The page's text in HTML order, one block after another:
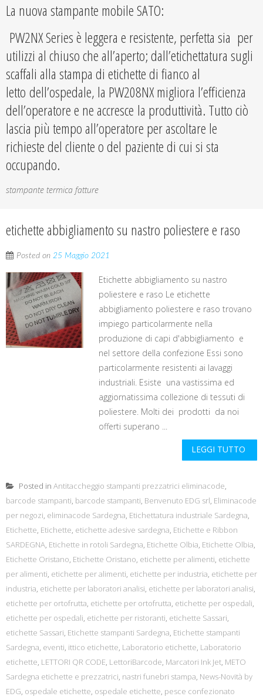
La nuova stampante mobile SATO:
PW2NX Series è leggera e resistente, perfetta sia per
utilizzi al chiuso che all’aperto; dall’etichettatura sugli
scaffali alla stampa di etichette di fianco al
letto dell’ospedale, la PW208NX migliora l’efficienza
dell’operatore e ne accresce la produttività. Tutto ciò
lascia più tempo all’operatore per ascoltare le
richieste del cliente o del paziente di cui si sta
occupando.
stampante termica fatture
etichette abbigliamento su nastro poliestere e raso
Posted on 25 Maggio 2021
Etichette abbigliamento su nastro
poliestere e raso Le etichette
abbigliamento poliestere e raso trovano
impiego particolarmente nella
produzione di capi d'abbigliamento e
nel settore della confezione Essi sono
particolarmente resistenti ai lavaggi
industriali. Esiste una vastissima ed
aggiornatissima collezione di tessuti di
poliestere. Molti dei prodotti da noi
offerti superano ...
LEGGI TUTTO
Posted in Antitaccheggio stampanti prezzatrici eliminacode,
barcode stampanti, barcode stampanti, Benvenuto EDG srl, Eliminacode
per negozi, eliminacode Sardegna, Etichettatura industriale Sardegna,
Etichette, Etichette, etichette adesive sardegna, Etichette e Ribbon
SARDEGNA, Etichette in rotoli Sardegna, Etichette Olbia, Etichette Olbia,
Etichette Oristano, Etichette Oristano, etichette per alimenti, etichette
per alimenti, etichette per alimenti, etichette per industria, etichette per
industria, etichette per laboratori analisi, etichette per laboratori analisi,
etichette per ortofrutta, etichette per ortofrutta, etichette per ospedali,
etichette per ospedali, etichette per ristoranti, etichette Sassari,
etichette Sassari, Etichette stampanti Sardegna, Etichette stampanti
Sardegna, eventi, ittico etichette, Laboratorio etichette, Laboratorio
etichette, LETTORI QR CODE, LettoriBarcode, Marcatori Ink Jet, METO
Sardegna etichette e prezzatrici, nastri funebri stampa, News-Novità by
EDG, ospedale etichette, ospedale etichette, pesce confezionato